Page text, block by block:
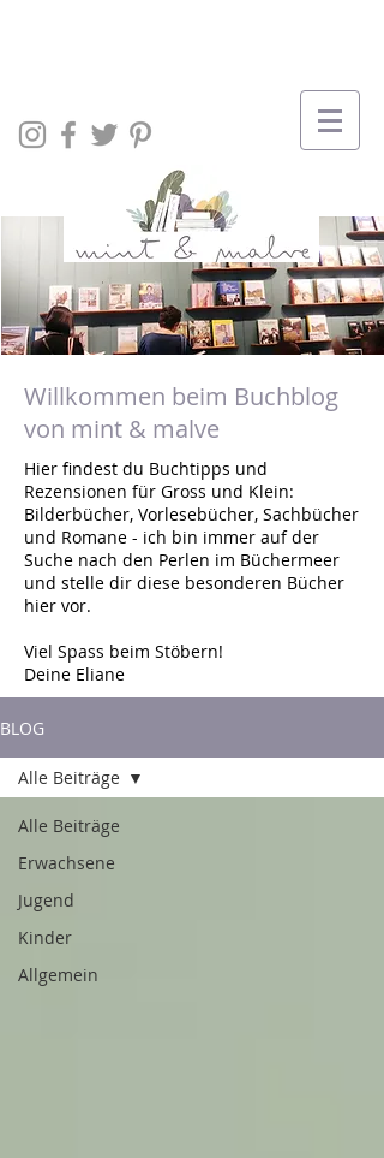
Willkommen beim Buchblog
von mint & malve
Hier findest du Buchtipps und
Rezensionen für Gross und Klein:
Bilderbücher, Vorlesebücher, Sachbücher
und Romane - ich bin immer auf der
Suche nach den Perlen im Büchermeer
und stelle dir diese besonderen Bücher
hier vor.
Viel Spass beim Stöbern!
Deine Eliane
BLOG
Alle Beiträge
Erwachsene
Jugend
Kinder
Allgemein
Alle Beiträge